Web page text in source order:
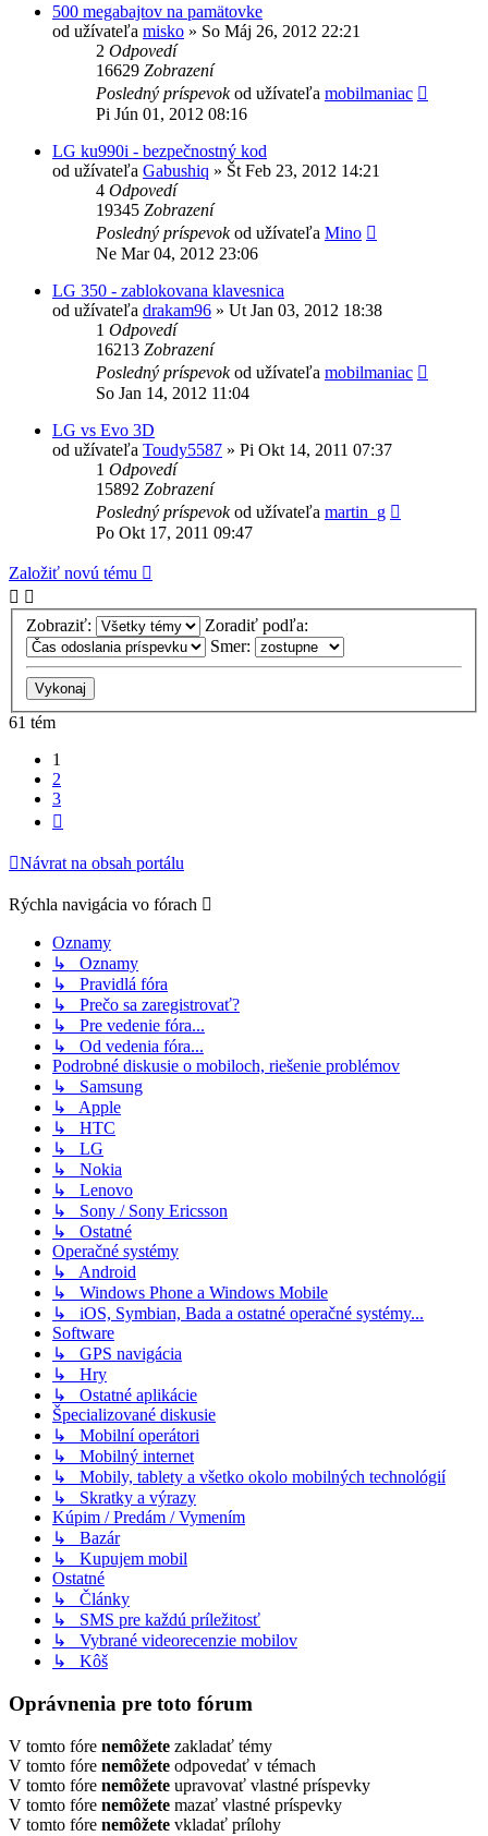
500 megabajtov na pamätovke
od užívateľa misko » So Máj 26, 2012 22:21
2 Odpovedí
16629 Zobrazení
Posledný príspevokod užívateľa mobilmaniac
Pi Jún 01, 2012 08:16
LG ku990i - bezpečnostný kod
od užívateľa Gabushiq » Št Feb 23, 2012 14:21
4 Odpovedí
19345 Zobrazení
Posledný príspevokod užívateľa Mino
Ne Mar 04, 2012 23:06
LG 350 - zablokovana klavesnica
od užívateľa drakam96 » Ut Jan 03, 2012 18:38
1 Odpovedí
16213 Zobrazení
Posledný príspevokod užívateľa mobilmaniac
So Jan 14, 2012 11:04
LG vs Evo 3D
od užívateľa Toudy5587 » Pi Okt 14, 2011 07:37
1 Odpovedí
15892 Zobrazení
Posledný príspevokod užívateľa martin_g
Po Okt 17, 2011 09:47
Založiť novú tému
Zobraziť:
Zoradiť podľa:
Smer:
61 tém
1
2
3
Návrat na obsah portálu
Rýchla navigácia vo fórach
Oznamy
↳ Oznamy
↳ Pravidlá fóra
↳ Prečo sa zaregistrovať?
↳ Pre vedenie fóra...
↳ Od vedenia fóra...
Podrobné diskusie o mobiloch, riešenie problémov
↳ Samsung
↳ Apple
↳ HTC
↳ LG
↳ Nokia
↳ Lenovo
↳ Sony / Sony Ericsson
↳ Ostatné
Operačné systémy
↳ Android
↳ Windows Phone a Windows Mobile
↳ iOS, Symbian, Bada a ostatné operačné systémy...
Software
↳ GPS navigácia
↳ Hry
↳ Ostatné aplikácie
Špecializované diskusie
↳ Mobilní operátori
↳ Mobilný internet
↳ Mobily, tablety a všetko okolo mobilných technológií
↳ Skratky a výrazy
Kúpim / Predám / Vymením
↳ Bazár
↳ Kupujem mobil
Ostatné
↳ Články
↳ SMS pre každú príležitosť
↳ Vybrané videorecenzie mobilov
↳ Kôš
Oprávnenia pre toto fórum
V tomto fóre nemôžete zakladať témy
V tomto fóre nemôžete odpovedať v témach
V tomto fóre nemôžete upravovať vlastné príspevky
V tomto fóre nemôžete mazať vlastné príspevky
V tomto fóre nemôžete vkladať prílohy